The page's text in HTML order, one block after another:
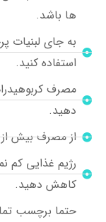
ها باشد.
به جای لبنیات
استفاده کنید.
مصرف
دهید.
از مصرف بیش
رژیم غذایی کم
کاهش دهید.
حتما برچسب